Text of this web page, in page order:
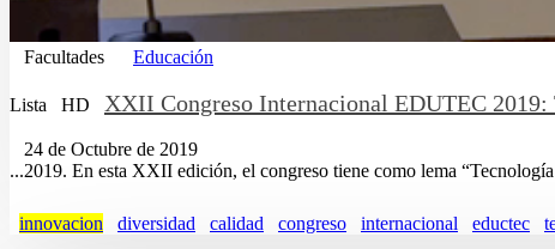
Facultades Educación
Lista HD XXII Congreso Internacional EDUTEC 2019:
24 de Octubre de 2019
...2019. En esta XXII edición, el congreso tiene como lema
innovacion diversidad calidad congreso internacional eductec